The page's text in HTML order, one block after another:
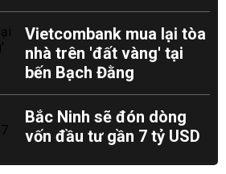
Vietcombank mua lại tòa
nhà trên 'đất vàng' tại
bến Bạch Đằng
Bắc Ninh sẽ đón dòng
vốn đầu tư gần 7 tỷ USD